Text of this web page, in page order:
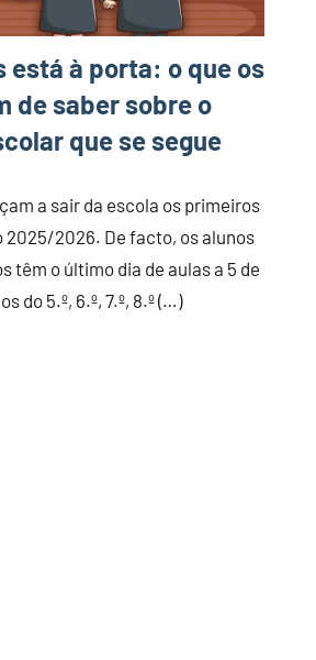
está à porta: o que os
de saber sobre o
que se segue
a sair da escola os primeiros
2025/2026. De facto, os alunos
têm o último dia de aulas a 5 de
do 5.º, 6.º, 7.º, 8.º (…)